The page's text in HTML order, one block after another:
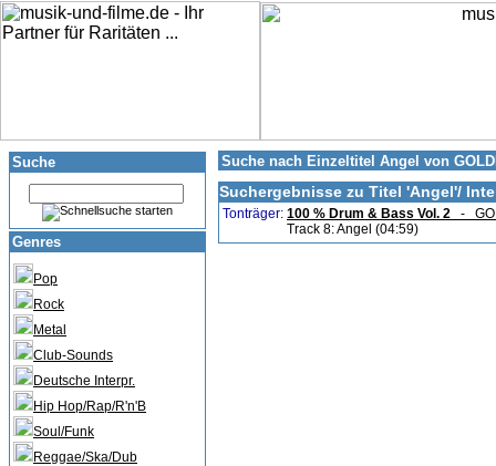
Suche
Genres
Pop
Rock
Metal
Club-Sounds
Deutsche Interpr.
Hip Hop/Rap/R'n'B
Soul/Funk
Reggae/Ska/Dub
Suche nach Einzeltitel Angel von
Suchergebnisse zu Titel 'Angel'/
Tonträger: 100 % Drum & Bass Vol. 2 -
Track 8: Angel (04:59)